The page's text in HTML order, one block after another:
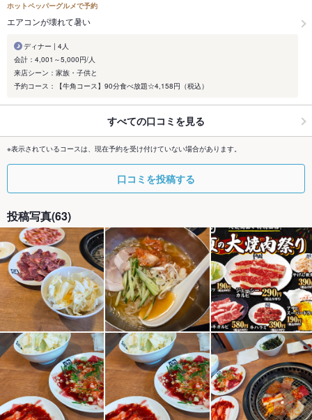
ホットペッパーグルメで予約
エアコンが壊れて暑い
ディナー | 4人
会計：4,001～5,000円/人
来店シーン：家族・子供と
予約コース：【牛角コース】90分食べ放題☆4,158円（税込）
すべての口コミを見る
※表示されているコースは、現在予約を受け付けていない場合があります。
口コミを投稿する
投稿写真(63)